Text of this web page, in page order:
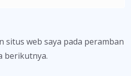
situs web saya pada peramban
berikutnya.